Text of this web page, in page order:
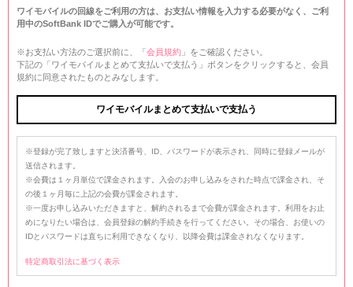
ワイモバイルの回線をご利用の方は、お支払い情報を入力する必要がなく、ご利
用中のSoftBank IDでご購入が可能です。
※お支払い方法のご選択前に、「会員規約 」をご確認ください。
下記の「ワイモバイルまとめて支払いで支払う」ボタンをクリックすると、会員
規約に同意されたものとみなします。
※登録が完了致しますと決済番号、ID、パスワードが表示され、同時に登録メールが
送信されます。
※会費は１ヶ月単位で課金されます。入会のお申し込みをされた時点で課金され、そ
の後１ヶ月毎に上記の会費が課金されます。
※一度お申し込みいただきますと、解約されるまで会費が課金されます。利用をお止
めになりたい場合は、会員登録の解約手続きを行ってください。その場合、お使いの
IDとパスワードは直ちに利用できなくなり、以降会費は課金されなくなります。
特定商取引法に基づく表示